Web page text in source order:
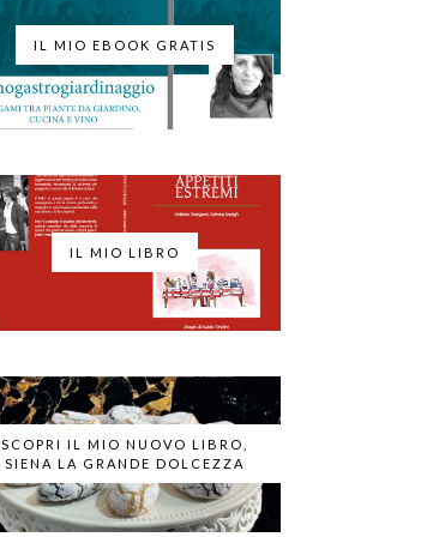
IL MIO EBOOK GRATIS
IL MIO LIBRO
SCOPRI IL MIO NUOVO LIBRO,
SIENA LA GRANDE DOLCEZZA